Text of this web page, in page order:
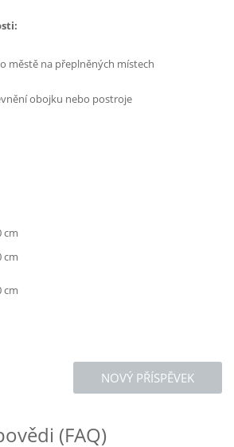
městě na přeplněných místech
obojku nebo postroje
cm
cm
cm
NOVÝ PŘÍSPĚVEK
(FAQ)